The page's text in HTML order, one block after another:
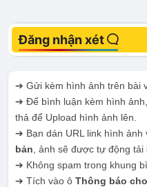
Đăng nhận xét
➔ Gửi kèm hình ảnh trên bài
➔ Để bình luận kèm hình
thả để Upload hình ảnh lên.
➔ Bạn dán URL link hình
bản , ảnh sẽ được tự động tải
➔ Không spam trong khung
➔ Tích vào ôThông báo